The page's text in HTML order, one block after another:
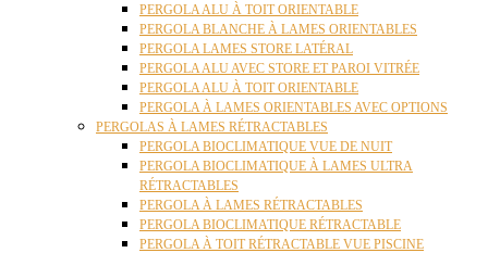
PERGOLA ALU À TOIT ORIENTABLE
PERGOLA BLANCHE À LAMES ORIENTABLES
PERGOLA LAMES STORE LATÉRAL
PERGOLA ALU AVEC STORE ET PAROI VITRÉE
PERGOLA ALU À TOIT ORIENTABLE
PERGOLA À LAMES ORIENTABLES AVEC OPTIONS
PERGOLAS À LAMES RÉTRACTABLES
PERGOLA BIOCLIMATIQUE VUE DE NUIT
PERGOLA BIOCLIMATIQUE À LAMES ULTRA
RÉTRACTABLES
PERGOLA À LAMES RÉTRACTABLES
PERGOLA BIOCLIMATIQUE RÉTRACTABLE
PERGOLA À TOIT RÉTRACTABLE VUE PISCINE